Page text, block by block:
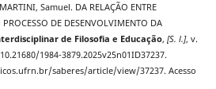
Samuel. DA RELAÇÃO ENTRE
DE DESENVOLVIMENTO DA
de Filosofia e Educação, [S. l.], v.
1984-3879.2025v25n01ID37237.
saberes/article/view/37237. Acesso